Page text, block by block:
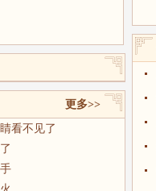
更多>>
看不见了